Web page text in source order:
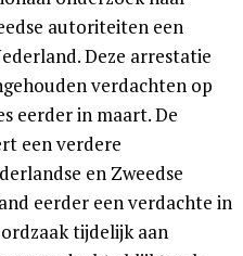
autoriteiten een
Deze arrestatie
verdachten op
eerder in maart. De
een verdere
en Zweedse
eerder een verdachte in
tijdelijk aan